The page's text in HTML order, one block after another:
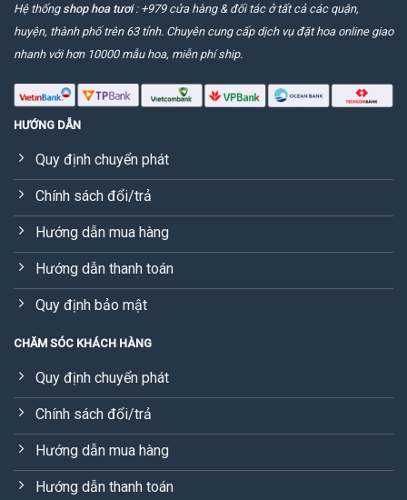
Hệ thống shop hoa tươi: +979 cửa hàng & đối tác ở tất cả các quận,
huyện, thành phố trên 63 tỉnh. Chuyên cung cấp dịch vụ đặt hoa online giao
nhanh với hơn 10000 mẫu hoa, miễn phí ship.
HƯỚNG DẪN
Quy định chuyển phát
Chính sách đổi/trả
Hướng dẫn mua hàng
Hướng dẫn thanh toán
Quy định bảo mật
CHĂM SÓC KHÁCH HÀNG
Quy định chuyển phát
Chính sách đổi/trả
Hướng dẫn mua hàng
Hướng dẫn thanh toán